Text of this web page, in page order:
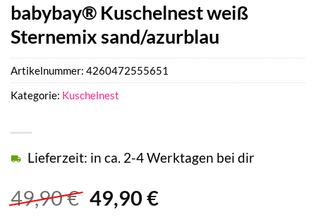
babybay® Kuschelnest weiß
Sternemix sand/azurblau
49,90€ Ursprünglicher
49,90 €Aktueller
Lieferzeit: in ca. 2-4 Werktagen bei dir
Artikelnummer: 4260472555651
Kategorie: Kuschelnest